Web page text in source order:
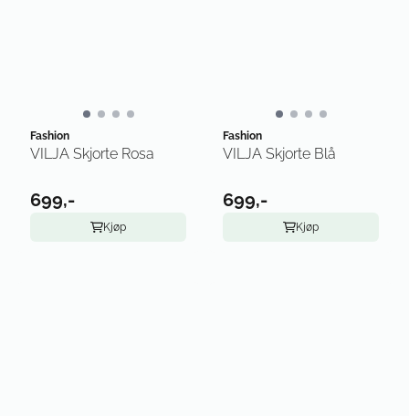
Fashion
VILJA Skjorte Rosa
699,-
Kjøp
Fashion
VILJA Skjorte Blå
699,-
Kjøp